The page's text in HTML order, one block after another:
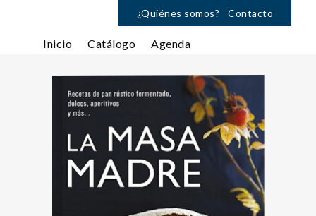
¿Quiénes somos? Contacto
Inicio Catálogo Agenda